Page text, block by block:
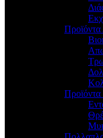
Προϊόντα
Προϊόντα